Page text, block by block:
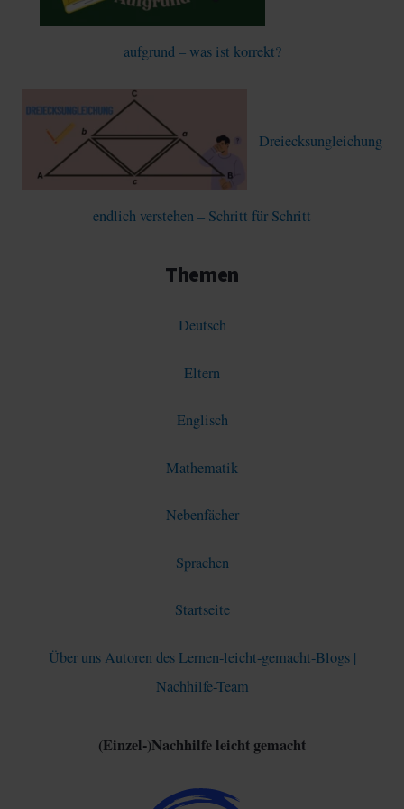
aufgrund – was ist korrekt?
Dreiecksungleichung
endlich verstehen – Schritt für Schritt
Themen
Deutsch
Eltern
Englisch
Mathematik
Nebenfächer
Sprachen
Startseite
Über uns Autoren des Lernen-leicht-gemacht-Blogs |
Nachhilfe-Team
(Einzel-)Nachhilfe leicht gemacht